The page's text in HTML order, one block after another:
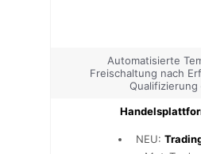
Automatisierte
Freischaltung nach
Qualifizierung
NEU: